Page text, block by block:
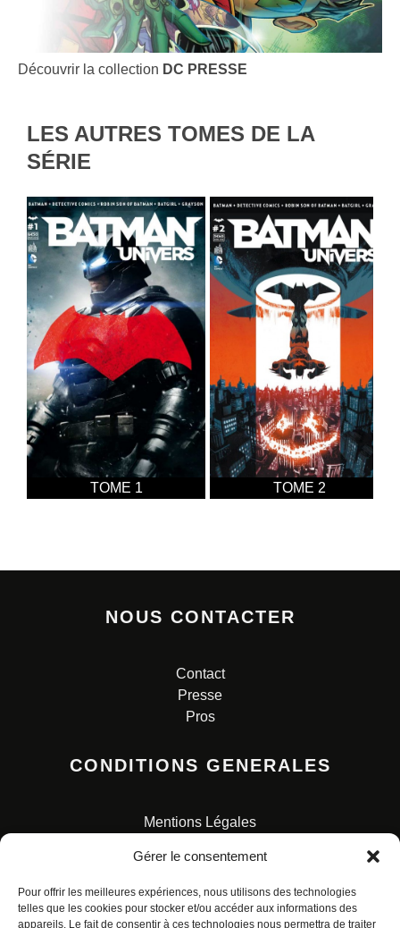
Gérer le consentement
Pour offrir les meilleures expériences, nous utilisons des technologies
telles que les cookies pour stocker et/ou accéder aux informations des
appareils. Le fait de consentir à ces technologies nous permettra de traiter
Découvrir la collection DC PRESSE
LES AUTRES TOMES DE LA
SÉRIE
TOME 1 TOME 2
NOUS CONTACTER
Contact
Presse
Pros
CONDITIONS GENERALES
Mentions Légales
Charte pour la protection des données personnelles